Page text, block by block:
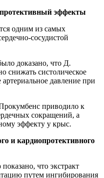
эффекты
одним из самых
сосудистой
доказано, что Д.
снижать систолическое
давление при
приводило к
сокращений, а
эффекту у крыс.
и кардиопротективного
что экстракт
путем ингибирования